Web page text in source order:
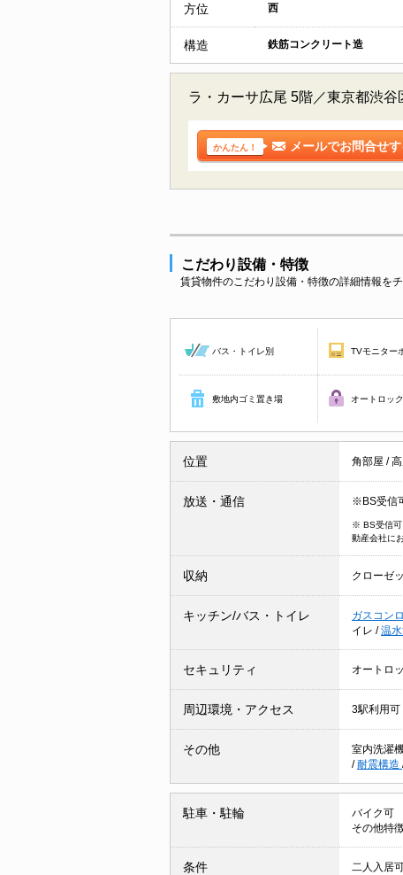
方位 西
構造 鉄筋コンクリート造
ラ・カーサ広尾 5階／東京都渋
かんたん！ メールでお問合せす
こだわり設備・特徴
賃貸物件のこだわり設備・特徴の詳細情報をチ
バス・トイレ別 TVモニター
敷地内ゴミ置き場 オートロック
位置 角部屋 /
放送・通信 ※BS受信
※ BS受信可
動産会社に
収納 クローゼ
キッチン/バス・トイレ ガスコン
イレ /温
セキュリティ オートロ
周辺環境・アクセス 3駅利用可
その他 室内洗濯
/耐震構造
駐車・駐輪
バイク可
その他特
条件 二人入居